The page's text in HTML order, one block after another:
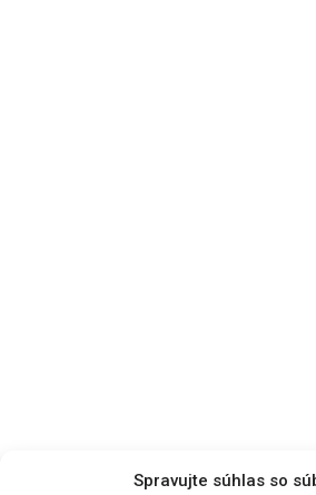
Spravujte súhlas so